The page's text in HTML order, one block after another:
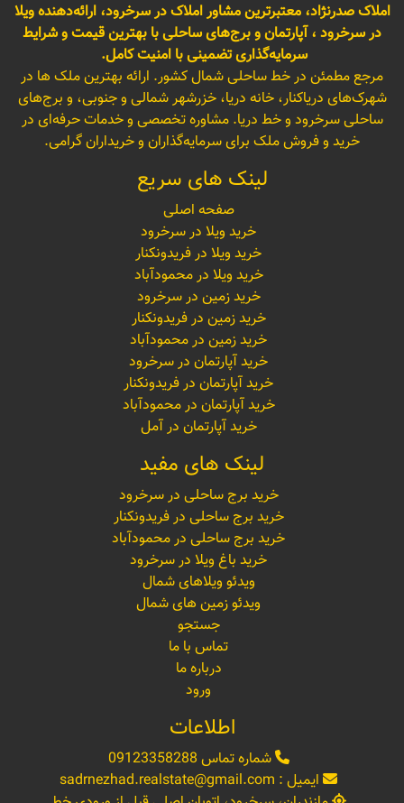
املاک صدرنژاد، معتبرترین مشاور املاک در سرخرود، ارائه‌دهنده ویلا
در سرخرود ، آپارتمان و برج‌های ساحلی با بهترین قیمت و شرایط
سرمایه‌گذاری تضمینی با امنیت کامل.
مرجع مطمئن در خط ساحلی شمال کشور. ارائه بهترین ملک ها در
شهرک‌های دریاکنار، خانه دریا، خزرشهر شمالی و جنوبی، و برج‌های
ساحلی سرخرود و خط دریا. مشاوره تخصصی و خدمات حرفه‌ای در
خرید و فروش ملک برای سرمایه‌گذاران و خریداران گرامی.
لینک های سریع
صفحه اصلی
خرید ویلا در سرخرود
خرید ویلا در فریدونکنار
خرید ویلا در محمودآباد
خرید زمین در سرخرود
خرید زمین در فریدونکنار
خرید زمین در محمودآباد
خرید آپارتمان در سرخرود
خرید آپارتمان در فریدونکنار
خرید آپارتمان در محمودآباد
خرید آپارتمان در آمل
لینک های مفید
خرید برج ساحلی در سرخرود
خرید برج ساحلی در فریدونکنار
خرید برج ساحلی در محمودآباد
خرید باغ ویلا در سرخرود
ویدئو ویلاهای شمال
ویدئو زمین های شمال
جستجو
تماس با ما
درباره ما
ورود
اطلاعات
شماره تماس 09123358288
ایمیل : sadrnezhad.realstate@gmail.com